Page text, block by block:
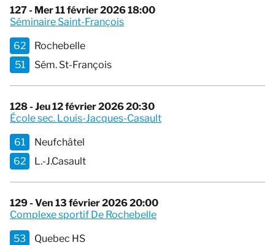
127 - Mer 11 février 2026 18:00
Séminaire Saint-François
62
Rochebelle
51
Sém. St-François
128 - Jeu 12 février 2026 20:30
École sec. Louis-Jacques-Casault
61
Neufchâtel
62
L.-J.Casault
129 - Ven 13 février 2026 20:00
Complexe sportif De Rochebelle
53
Quebec HS